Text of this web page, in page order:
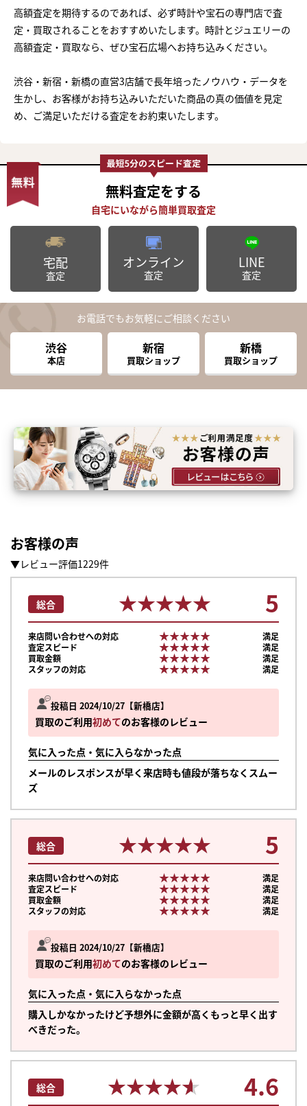
高額査定を期待するのであれば、必ず時計や宝石の専門店で査
定・買取されることをおすすめいたします。時計とジュエリーの
高額査定・買取なら、ぜひ宝石広場へお持ち込みください。
渋谷・新宿・新橋の直営3店舗で長年培ったノウハウ・データを
生かし、お客様がお持ち込みいただいた商品の真の価値を見定
め、ご満足いただける査定をお約束いたします。
無料査定をする
宅配
査定
オンライン
査定
LINE
査定
お電話でもお気軽にご相談ください
渋谷
本店
新宿
買取ショップ
新橋
買取ショップ
お客様の声
▼レビュー評価1229件
投稿日 2024/10/27 新橋店
買取のご利用初めてのお客様のレビュー
気に入った点・気に入らなかった点
メールのレスポンスが早く来店時も値段が落ちなくスムー
ズ
総合 ★★★★★
★★★★★ 5
来店問い合わせへの対応 ★★★★★
★★★★★
満足
査定スピード
★★★★★
★★★★★
満足
買取金額
★★★★★
★★★★★
満足
スタッフの対応
★★★★★
★★★★★ 満足
投稿日 2024/10/27 新橋店
買取のご利用初めてのお客様のレビュー
気に入った点・気に入らなかった点
購入しかなかったけど予想外に金額が高くもっと早く出す
べきだった。
総合 ★★★★★
★★★★★ 5
来店問い合わせへの対応 ★★★★★
★★★★★
満足
査定スピード
★★★★★
★★★★★
満足
買取金額
★★★★★
★★★★★
満足
スタッフの対応
★★★★★
★★★★★ 満足
総合 ★★★★★
★★★★★ 4.6
かんたん30秒でお試し査定